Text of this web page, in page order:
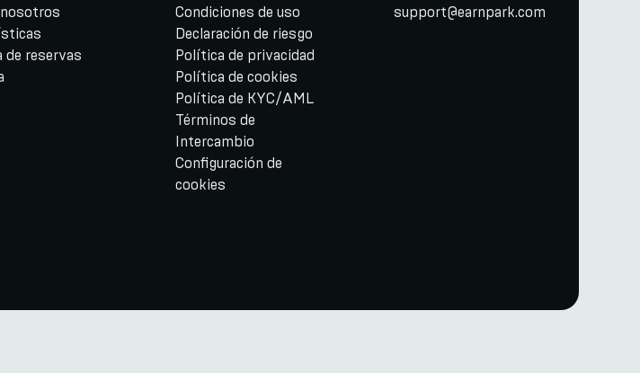
de reservas
Condiciones de uso
Declaración de riesgo
Política de privacidad
Política de cookies
Política de KYC/AML
Términos de
Intercambio
Configuración de
cookies
support@earnpark.com